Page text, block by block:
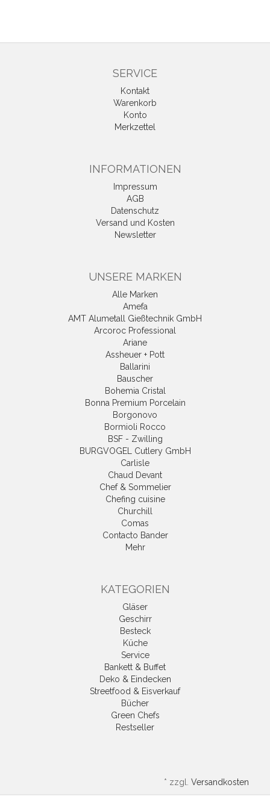
SERVICE
Kontakt
Warenkorb
Konto
Merkzettel
INFORMATIONEN
Impressum
AGB
Datenschutz
Versand und Kosten
Newsletter
UNSERE MARKEN
Alle Marken
Amefa
AMT Alumetall Gießtechnik GmbH
Arcoroc Professional
Ariane
Assheuer + Pott
Ballarini
Bauscher
Bohemia Cristal
Bonna Premium Porcelain
Borgonovo
Bormioli Rocco
BSF - Zwilling
BURGVOGEL Cutlery GmbH
Carlisle
Chaud Devant
Chef & Sommelier
Chefing cuisine
Churchill
Comas
Contacto Bander
Mehr
KATEGORIEN
Gläser
Geschirr
Besteck
Küche
Service
Bankett & Buffet
Deko & Eindecken
Streetfood & Eisverkauf
Bücher
Green Chefs
Restseller
* zzgl. Versandkosten